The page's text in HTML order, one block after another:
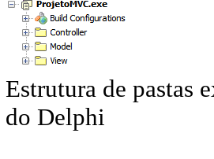
Estrutura de pastas
do Delphi